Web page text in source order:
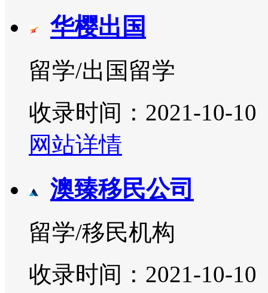
华樱出国
留学/出国留学
收录时间：2021-10-10
网站详情
澳臻移民公司
留学/移民机构
收录时间：2021-10-10